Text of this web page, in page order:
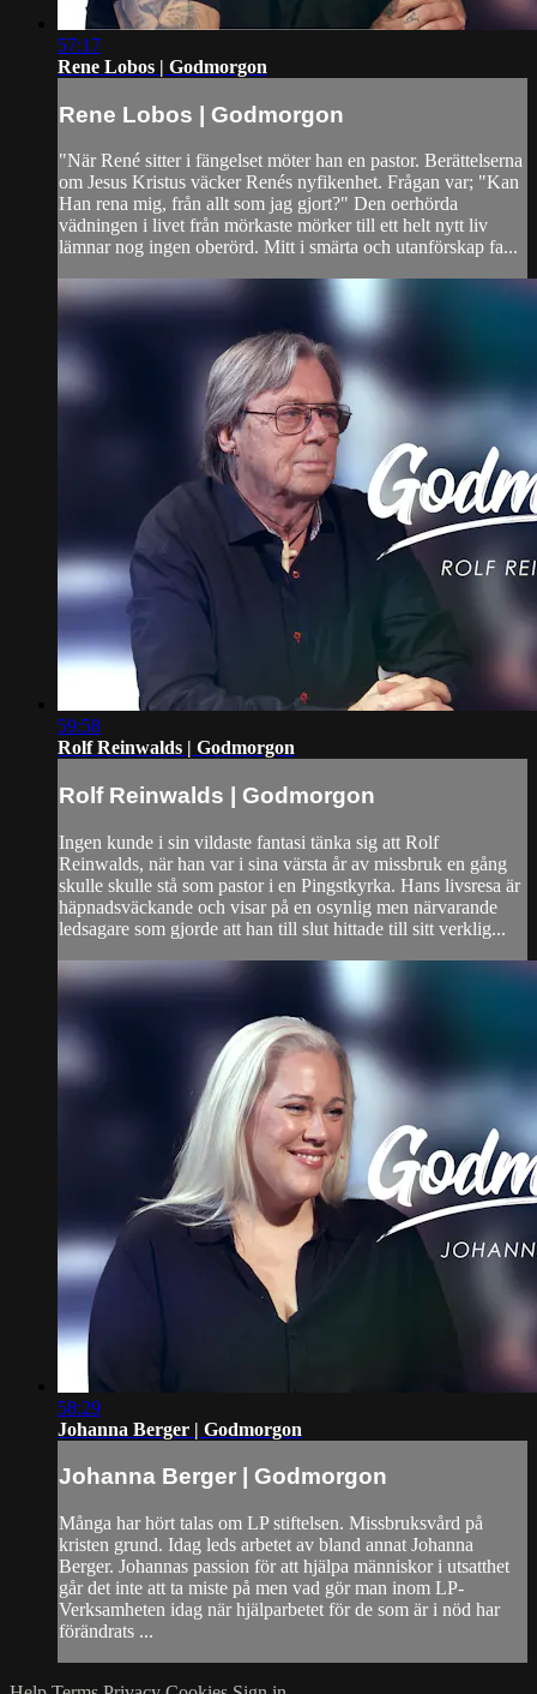
57:17
Rene Lobos | Godmorgon
Rene Lobos | Godmorgon
"När René sitter i fängelset möter han en pastor. Berättelserna
om Jesus Kristus väcker Renés nyfikenhet. Frågan var; "Kan
Han rena mig, från allt som jag gjort?" Den oerhörda
vädningen i livet från mörkaste mörker till ett helt nytt liv
lämnar nog ingen oberörd. Mitt i smärta och utanförskap fa...
59:58
Rolf Reinwalds | Godmorgon
Rolf Reinwalds | Godmorgon
Ingen kunde i sin vildaste fantasi tänka sig att Rolf
Reinwalds, när han var i sina värsta år av missbruk en gång
skulle skulle stå som pastor i en Pingstkyrka. Hans livsresa är
häpnadsväckande och visar på en osynlig men närvarande
ledsagare som gjorde att han till slut hittade till sitt verklig...
58:29
Johanna Berger | Godmorgon
Johanna Berger | Godmorgon
Många har hört talas om LP stiftelsen. Missbruksvård på
kristen grund. Idag leds arbetet av bland annat Johanna
Berger. Johannas passion för att hjälpa människor i utsatthet
går det inte att ta miste på men vad gör man inom LP-
Verksamheten idag när hjälparbetet för de som är i nöd har
förändrats ...